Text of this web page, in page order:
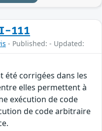
111
- Published: - Updated:
été corrigées dans les
elles permettent à
exécution de code
de code arbitraire